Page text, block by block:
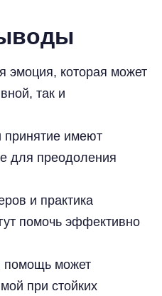
эмоция, которая может
так и
принятие имеют
для преодоления
и практика
помочь эффективно
помощь может
при стойких